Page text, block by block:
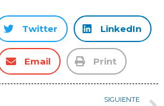
Twitter LinkedIn
Email Print
SIGUIENTE